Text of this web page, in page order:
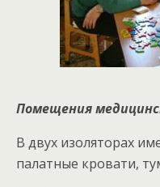
Помещения
В двух изоляторах
палатные кровати,